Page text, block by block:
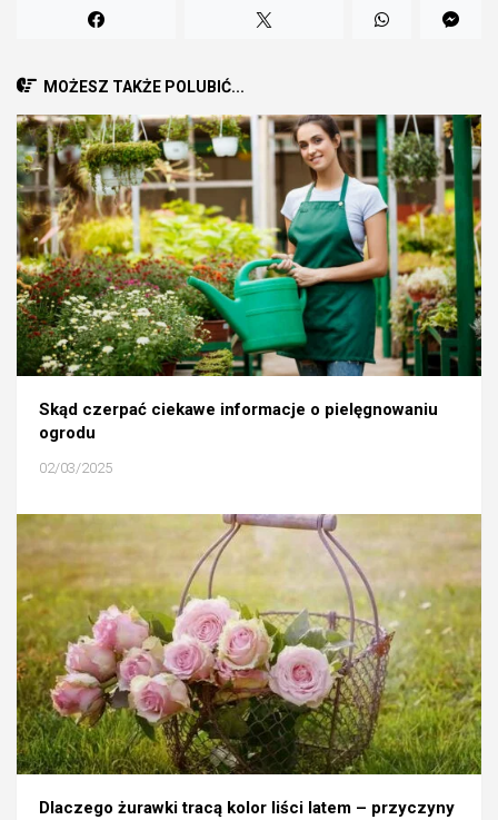
MOŻESZ TAKŻE POLUBIĆ...
Skąd czerpać ciekawe informacje o pielęgnowaniu
ogrodu
02/03/2025
Dlaczego żurawki tracą kolor liści latem – przyczyny